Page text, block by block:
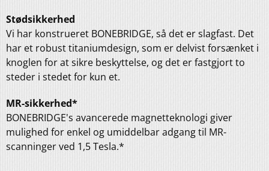
Stødsikkerhed
Vi har konstrueret BONEBRIDGE, så det er slagfast. Det
har et robust titaniumdesign, som er delvist forsænket i
knoglen for at sikre beskyttelse, og det er fastgjort to
steder i stedet for kun et.
MR-sikkerhed*
BONEBRIDGE's avancerede magnetteknologi giver
mulighed for enkel og umiddelbar adgang til MR-
scanninger ved 1,5 Tesla.*